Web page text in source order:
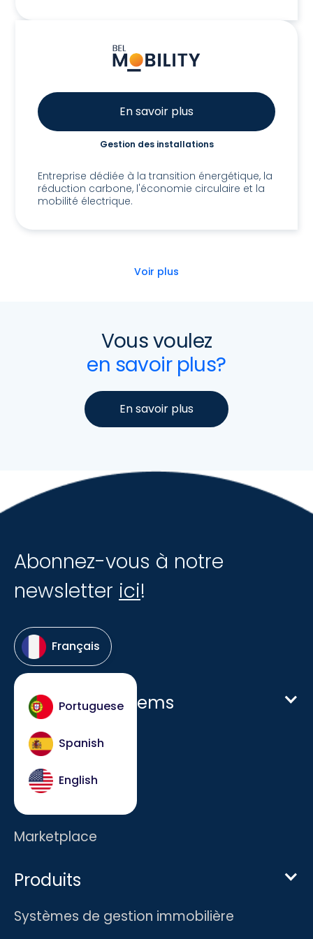
En savoir plus
Gestion des installations
Entreprise dédiée à la transition énergétique, la
réduction carbone, l'économie circulaire et la
mobilité électrique.
Voir plus
Vous voulez
en savoir plus?
En savoir plus
Abonnez-vous à notre
newsletter ici!
Français
Portuguese
Spanish
English
Host Hotel Systems
Page d'accueil
Entreprise
Carrières
Marketplace
Produits
Systèmes de gestion immobilière